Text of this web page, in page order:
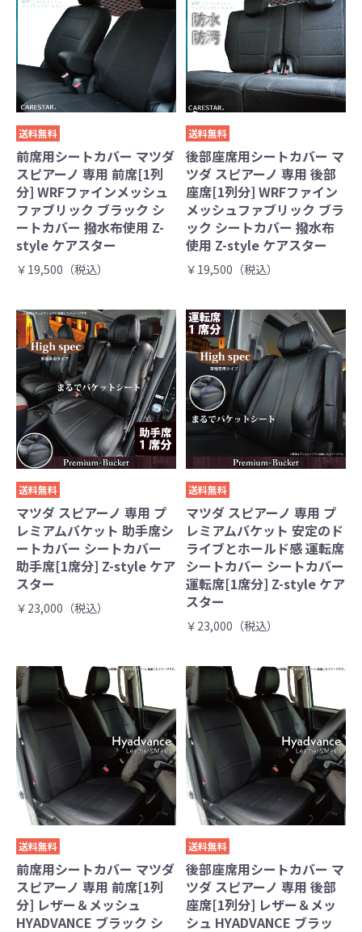
送料無料
前席用シートカバー マツダ
スピアーノ 専用 前席[1列
分] WRFファインメッシュ
ファブリック ブラック シ
ートカバー 撥水布使用 Z-
style ケアスター
￥19,500（税込）
送料無料
後部座席用シートカバー マ
ツダ スピアーノ 専用 後部
座席[1列分] WRFファイン
メッシュファブリック ブラ
ック シートカバー 撥水布
使用 Z-style ケアスター
￥19,500（税込）
送料無料
マツダ スピアーノ 専用 プ
レミアムバケット 助手席シ
ートカバー シートカバー
助手席[1席分] Z-style ケア
スター
￥23,000（税込）
送料無料
マツダ スピアーノ 専用 プ
レミアムバケット 安定のド
ライブとホールド感 運転席
シートカバー シートカバー
運転席[1席分] Z-style ケア
スター
￥23,000（税込）
送料無料
前席用シートカバー マツダ
スピアーノ 専用 前席[1列
分] レザー＆メッシュ
HYADVANCE ブラック シ
送料無料
後部座席用シートカバー マ
ツダ スピアーノ 専用 後部
座席[1列分] レザー＆メッ
シュ HYADVANCE ブラッ